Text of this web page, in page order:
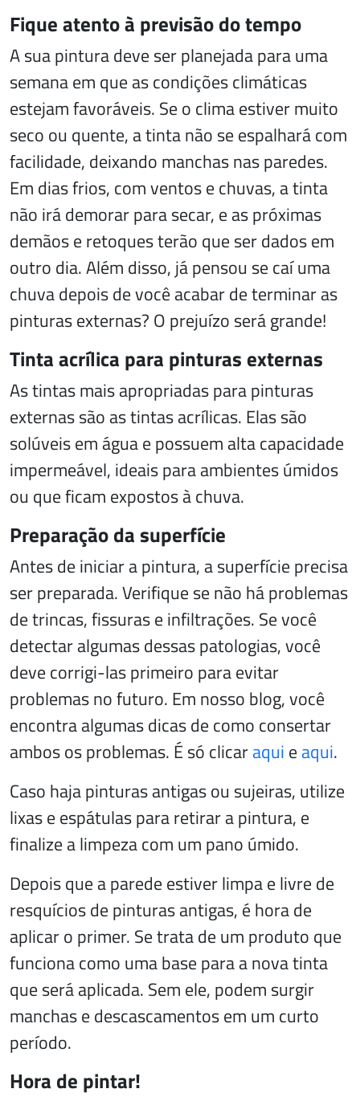
Fique atento à previsão do tempo
A sua pintura deve ser planejada para uma
semana em que as condições climáticas
estejam favoráveis. Se o clima estiver muito
seco ou quente, a tinta não se espalhará com
facilidade, deixando manchas nas paredes.
Em dias frios, com ventos e chuvas, a tinta
não irá demorar para secar, e as próximas
demãos e retoques terão que ser dados em
outro dia. Além disso, já pensou se caí uma
chuva depois de você acabar de terminar as
pinturas externas? O prejuízo será grande!
Tinta acrílica para pinturas externas
As tintas mais apropriadas para pinturas
externas são as tintas acrílicas. Elas são
solúveis em água e possuem alta capacidade
impermeável, ideais para ambientes úmidos
ou que ficam expostos à chuva.
Preparação da superfície
Antes de iniciar a pintura, a superfície precisa
ser preparada. Verifique se não há problemas
de trincas, fissuras e infiltrações. Se você
detectar algumas dessas patologias, você
deve corrigi-las primeiro para evitar
problemas no futuro. Em nosso blog, você
encontra algumas dicas de como consertar
ambos os problemas. É só clicaraqui e aqui.
Caso haja pinturas antigas ou sujeiras, utilize
lixas e espátulas para retirar a pintura, e
finalize a limpeza com um pano úmido.
Depois que a parede estiver limpa e livre de
resquícios de pinturas antigas, é hora de
aplicar o primer. Se trata de um produto que
funciona como uma base para a nova tinta
que será aplicada. Sem ele, podem surgir
manchas e descascamentos em um curto
período.
Hora de pintar!